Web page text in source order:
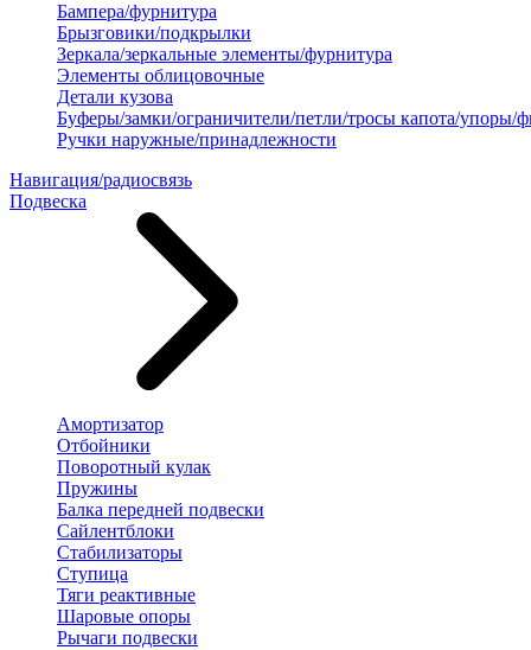
Бампера/фурнитура
Брызговики/подкрылки
Зеркала/зеркальные элементы/фурнитура
Элементы облицовочные
Детали кузова
Буферы/замки/ограничители/петли/тросы капота/упоры/
Ручки наружные/принадлежности
Навигация/радиосвязь
Подвеска
Амортизатор
Отбойники
Поворотный кулак
Пружины
Балка передней подвески
Сайлентблоки
Стабилизаторы
Ступица
Тяги реактивные
Шаровые опоры
Рычаги подвески